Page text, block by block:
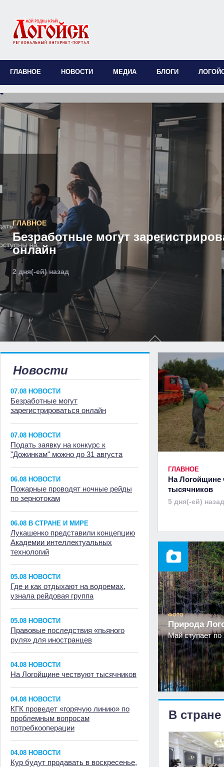
ГЛАВНОЕ НОВОСТИ МЕДИА БЛОГИ
ГЛАВНОЕ
Безработные могут
онлайн
2 дня(-ей) назад
Новости
07.08 НОВОСТИ
Безработные могут
зарегистрироваться онлайн
07.08 НОВОСТИ
Подать заявку на конкурс к
"Дожинкам" можно до 31 августа
06.08 НОВОСТИ
Пожарные проводят ночные рейды
по зернотокам
06.08 В СТРАНЕ И МИРЕ
Лукашенко представили концепцию
Академии интеллектуальных
технологий
05.08 НОВОСТИ
Где и как отдыхают на водоемах,
узнала рейдовая группа
05.08 НОВОСТИ
Правовые последствия «пьяного
руля» для иностранцев
04.08 НОВОСТИ
На Логойщине чествуют тысячников
04.08 НОВОСТИ
КГК проведет «горячую линию» по
проблемным вопросам
потребкооперации
04.08 НОВОСТИ
Кур будут продавать в воскресенье,
ГЛАВНОЕ
На Логойщине
тысячников
5 дня(-ей) назад
ФОТО
Природа
Май ступает по
В